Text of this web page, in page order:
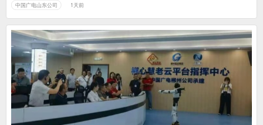
中国广电山东公司 1天前